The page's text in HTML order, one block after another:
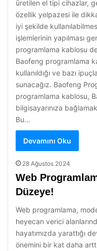
üretilen el tipi cihazlar,
özellik yelpazesi ile
iyi şekilde
işlemlerinin yapılması
programlama kablosu
Baofeng programlama
kullanıldığı ve bazı
sunacağız. Baofeng
programlama kablosu,
bilgisayarınıza
Bu…
Devamını Oku
28 Ağustos 2024
Web
Düzeye!
Web programlama,
heyecan verici
hayatımızda yarattığı
önemini bir kat daha